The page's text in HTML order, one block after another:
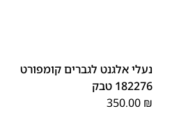
נעלי אלגנט לגברים קומפורט
182276 טבק
350.00 ₪